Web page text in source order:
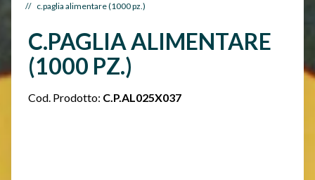
c.paglia alimentare (1000 pz.)
C.PAGLIA ALIMENTARE
(1000 PZ.)
Cod. Prodotto: C.P.AL025X037